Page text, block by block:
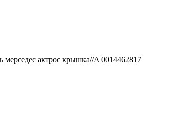
актрос крышка//A 0014462817